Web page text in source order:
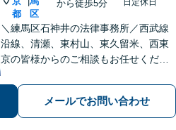
都
区
から徒歩5分
＼練馬区石神井の法律事務所／西武線
沿線、清瀬、東村山、東久留米、西東
京の皆様からのご相談もお任せくださ
親しみやすく・わかりやすくをモット
ーとしたリーガルサービスを地元で！
【石神井公園駅5分】
メールでお問い合わせ